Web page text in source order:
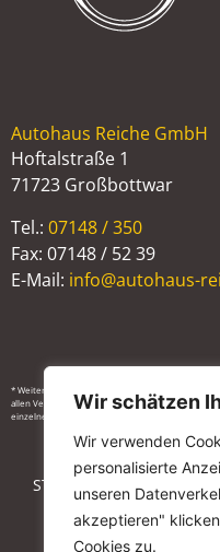
Wir schätzen
Wir verwenden
personalisierte
unseren
akzeptieren"
Cookies zu.
Autohaus Reiche GmbH
Hoftalstraße 1
71723 Großbottwar
Tel.: 07148 / 350
Fax: 07148 / 52 39
E-Mail: info@autohaus-
* Weitere Informationen zum offiziellen
allen Verkaufsstellen und bei der Deutschen
einzelnes Fahrzeug und sind nicht Bestandteil
STELLENANGEBOTE